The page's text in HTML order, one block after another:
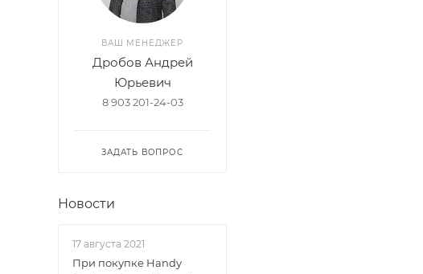
ВАШ МЕНЕДЖЕР
Дробов Андрей
Юрьевич
8 903 201-24-03
ЗАДАТЬ ВОПРОС
Новости
17 августа 2021
При покупке Handy